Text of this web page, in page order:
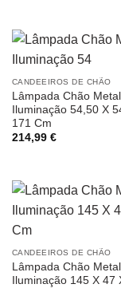
CANDEEIROS DE CHÃO
Lâmpada Chão Metal
Iluminação 54,50 X
171 Cm
214,99 €
CANDEEIROS DE CHÃO
Lâmpada Chão Metal
Iluminação 145 X 47